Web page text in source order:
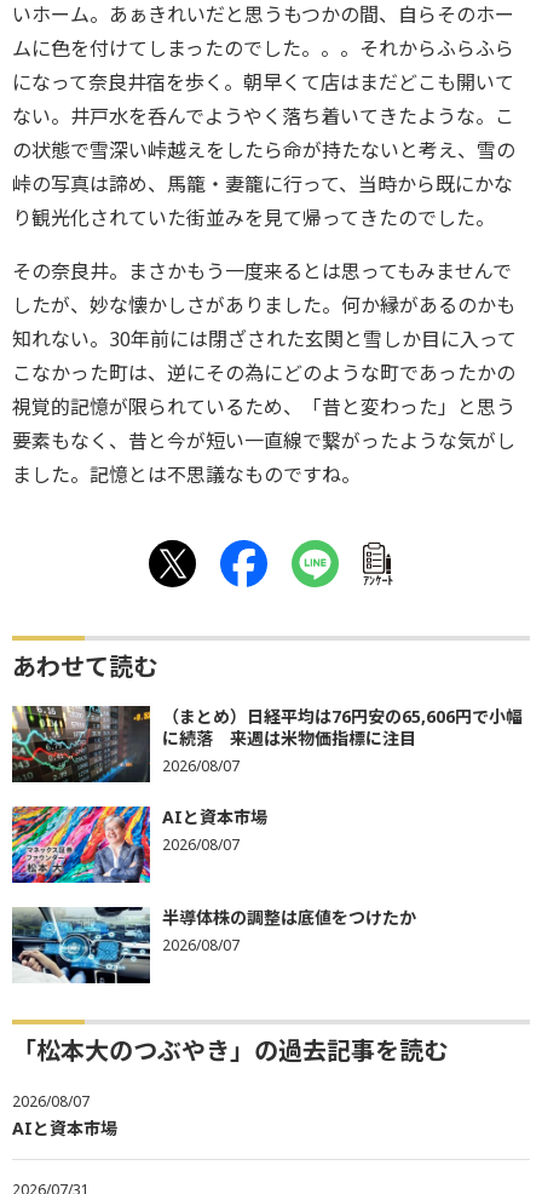
いホーム。あぁきれいだと思うもつかの間、自らそのホー
ムに色を付けてしまったのでした。。。それからふらふら
になって奈良井宿を歩く。朝早くて店はまだどこも開いて
ない。井戸水を呑んでようやく落ち着いてきたような。こ
の状態で雪深い峠越えをしたら命が持たないと考え、雪の
峠の写真は諦め、馬籠・妻籠に行って、当時から既にかな
り観光化されていた街並みを見て帰ってきたのでした。
その奈良井。まさかもう一度来るとは思ってもみませんで
したが、妙な懐かしさがありました。何か縁があるのかも
知れない。30年前には閉ざされた玄関と雪しか目に入って
こなかった町は、逆にその為にどのような町であったかの
視覚的記憶が限られているため、「昔と変わった」と思う
要素もなく、昔と今が短い一直線で繋がったような気がし
ました。記憶とは不思議なものですね。
ｱﾝｹｰﾄ
あわせて読む
（まとめ）日経平均は76円安の65,606円で小幅
に続落 来週は米物価指標に注目
2026/08/07
AIと資本市場
2026/08/07
半導体株の調整は底値をつけたか
2026/08/07
「松本大のつぶやき」の過去記事を読む
2026/08/07
AIと資本市場